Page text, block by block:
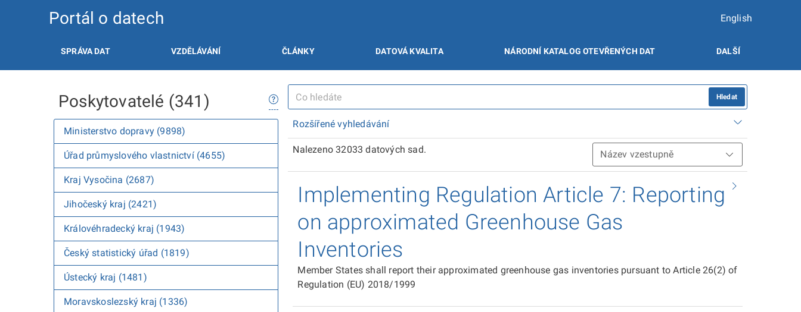
Portál o datech English
SPRÁVA DAT VZDĚLÁVÁNÍ ČLÁNKY DATOVÁ KVALITA NÁRODNÍ KATALOG OTEVŘENÝCH DAT DALŠÍ
Poskytovatelé (341)
Ministerstvo dopravy (9898)
Úřad průmyslového vlastnictví (4655)
Kraj Vysočina (2687)
Jihočeský kraj (2421)
Královéhradecký kraj (1943)
Český statistický úřad (1819)
Ústecký kraj (1481)
Moravskoslezský kraj (1336)
Hledat
Rozšířené vyhledávání
Nalezeno 32033 datových sad.
Implementing Regulation Article 7: Reporting
on approximated Greenhouse Gas
Inventories
Member States shall report their approximated greenhouse gas inventories pursuant to Article 26(2) of
Regulation (EU) 2018/1999